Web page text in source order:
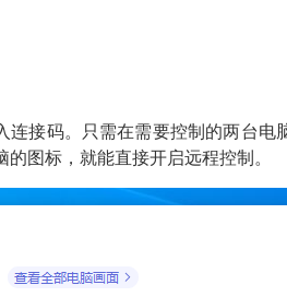
连接码。只需在需要控制的两台
图标，就能直接开启远程控制。